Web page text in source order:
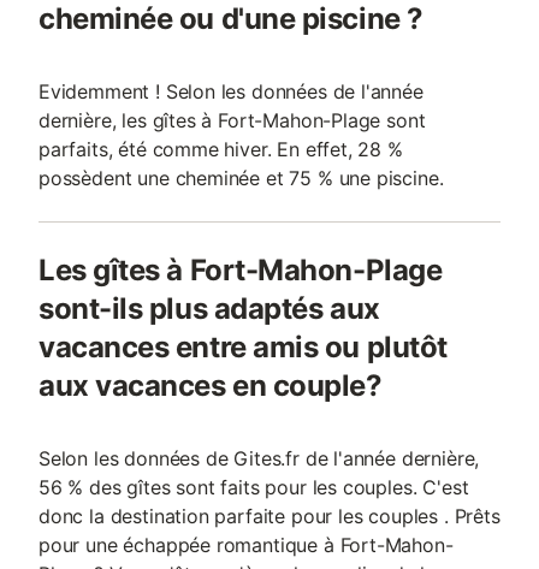
cheminée ou d'une piscine ?
Evidemment ! Selon les données de l'année
dernière, les gîtes à Fort-Mahon-Plage sont
parfaits, été comme hiver. En effet, 28 %
possèdent une cheminée et 75 % une piscine.
Les gîtes à Fort-Mahon-Plage
sont-ils plus adaptés aux
vacances entre amis ou plutôt
aux vacances en couple?
Selon les données de Gites.fr de l'année dernière,
56 % des gîtes sont faits pour les couples. C'est
donc la destination parfaite pour les couples . Prêts
pour une échappée romantique à Fort-Mahon-